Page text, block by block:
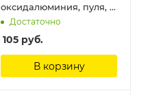
оксидалюминия, пуля, 6
х 10 мм, 3 шт./уп.,
блистер Jas
Достаточно
105 руб.
В корзину